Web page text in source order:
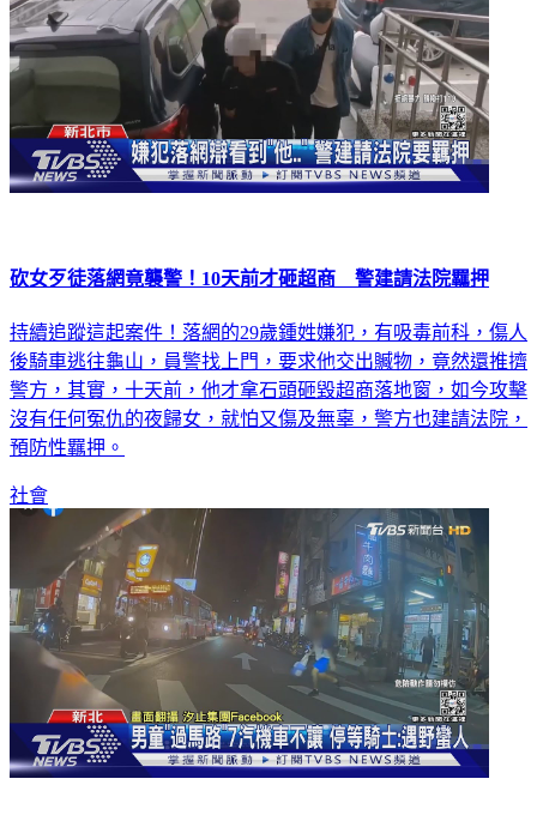
砍女歹徒落網竟襲警！10天前才砸超商 警建請法院羈押
持續追蹤這起案件！落網的29歲鍾姓嫌犯，有吸毒前科，傷人
後騎車逃往龜山，員警找上門，要求他交出贓物，竟然還推擠
警方，其實，十天前，他才拿石頭砸毀超商落地窗，如今攻擊
沒有任何冤仇的夜歸女，就怕又傷及無辜，警方也建請法院，
預防性羈押。
社會